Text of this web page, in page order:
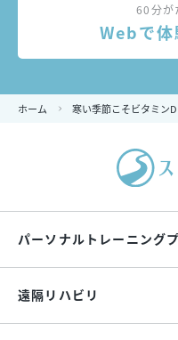
60分が
Webで体
ホーム 寒い季節こそビタミン
パーソナルトレーニング
遠隔リハビリ